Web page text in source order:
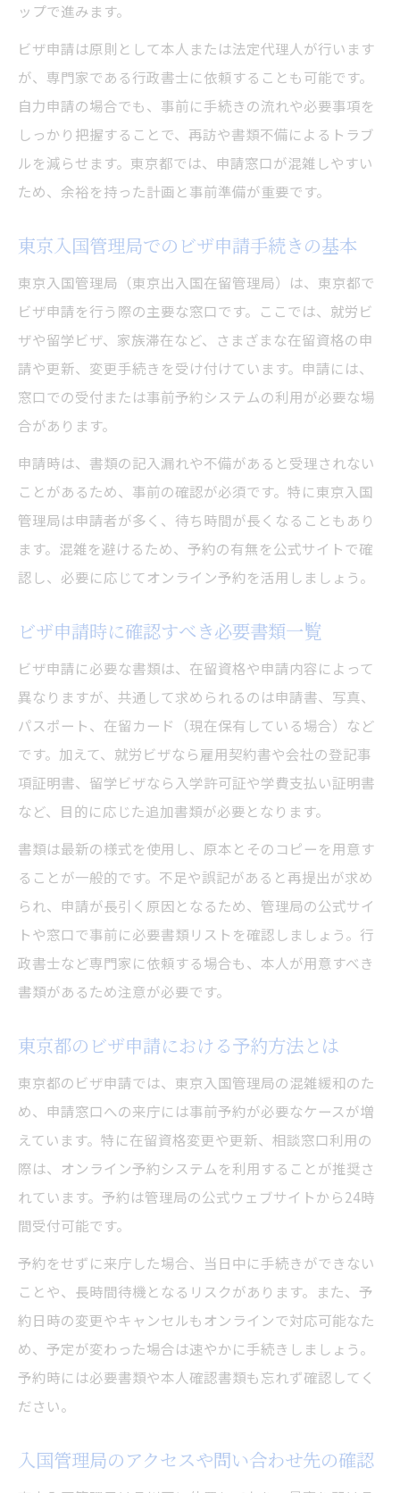
東京都で求められるビザ申請書類の特徴
記入ミスを防ぐためのビザ申請書の注意事
項
写真規格や在留カードの準備チェックリス
ト
ビザ申請書類提出前の最終確認方法
自力で進めるビザ申請のメリットと注意点
複雑なビザ申請手続きへの対応方法とは
ビザ申請で不安な点を窓口で相談するコツ
申請書類の不備をゼロにするための工夫
相談窓口や問い合わせ先の活用方法
東京都のビザ申請で相談窓口を活用する方
法
入国管理局の電話や予約相談の使い方ガイ
ド
ビザ申請時に頼れる問い合わせ先の選び方
困った時のビザ申請サポート窓口の利用術
ビザ申請の更新や変更手続きの流れを解説
永住・認定・変更など各ビザ申請の比較ポ
イント
東京都内での手続き別ビザ申請の注意点
自分に合ったビザ申請方法を選ぶ判断基準
ップで進みます。
ビザ申請は原則として本人または法定代理人が行います
が、専門家である行政書士に依頼することも可能です。
自力申請の場合でも、事前に手続きの流れや必要事項を
しっかり把握することで、再訪や書類不備によるトラブ
ルを減らせます。東京都では、申請窓口が混雑しやすい
ため、余裕を持った計画と事前準備が重要です。
東京入国管理局でのビザ申請手続きの基本
東京入国管理局（東京出入国在留管理局）は、東京都で
ビザ申請を行う際の主要な窓口です。ここでは、就労ビ
ザや留学ビザ、家族滞在など、さまざまな在留資格の申
請や更新、変更手続きを受け付けています。申請には、
窓口での受付または事前予約システムの利用が必要な場
合があります。
申請時は、書類の記入漏れや不備があると受理されない
ことがあるため、事前の確認が必須です。特に東京入国
管理局は申請者が多く、待ち時間が長くなることもあり
ます。混雑を避けるため、予約の有無を公式サイトで確
認し、必要に応じてオンライン予約を活用しましょう。
ビザ申請時に確認すべき必要書類一覧
ビザ申請に必要な書類は、在留資格や申請内容によって
異なりますが、共通して求められるのは申請書、写真、
パスポート、在留カード（現在保有している場合）など
です。加えて、就労ビザなら雇用契約書や会社の登記事
項証明書、留学ビザなら入学許可証や学費支払い証明書
など、目的に応じた追加書類が必要となります。
書類は最新の様式を使用し、原本とそのコピーを用意す
ることが一般的です。不足や誤記があると再提出が求め
られ、申請が長引く原因となるため、管理局の公式サイ
トや窓口で事前に必要書類リストを確認しましょう。行
政書士など専門家に依頼する場合も、本人が用意すべき
書類があるため注意が必要です。
東京都のビザ申請における予約方法とは
東京都のビザ申請では、東京入国管理局の混雑緩和のた
め、申請窓口への来庁には事前予約が必要なケースが増
えています。特に在留資格変更や更新、相談窓口利用の
際は、オンライン予約システムを利用することが推奨さ
れています。予約は管理局の公式ウェブサイトから24時
間受付可能です。
予約をせずに来庁した場合、当日中に手続きができない
ことや、長時間待機となるリスクがあります。また、予
約日時の変更やキャンセルもオンラインで対応可能なた
め、予定が変わった場合は速やかに手続きしましょう。
予約時には必要書類や本人確認書類も忘れず確認してく
ださい。
入国管理局のアクセスや問い合わせ先の確認